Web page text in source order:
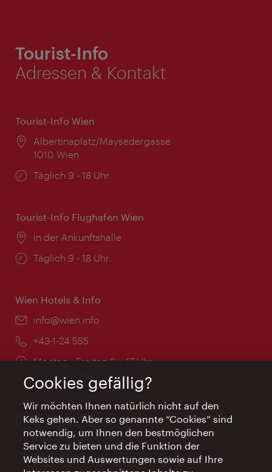
Tourist-Info
Adressen & Kontakt
Tourist-Info Wien
Ort:
Albertinaplatz/Maysedergasse
1010 Wien
Öffnungszeiten:
Täglich 9 - 18 Uhr
Tourist-Info Flughafen Wien
Ort:
in der Ankunftshalle
Öffnungszeiten:
Täglich 9 - 18 Uhr
Wien Hotels & Info
Email:
info@wien.info
Telefon:
+43-1-24 555
Öffnungszeiten:
Montag - Freitag 9 – 17 Uhr
Feiertags geschlossen
AI Concierge Wien
Ort:
concierge.wien.info
Öffnungszeiten:
Informationen rund um die Uhr
Cookies gefällig?
Wir möchten Ihnen natürlich nicht auf den
Keks gehen. Aber so genannte “Cookies” sind
notwendig, um Ihnen den bestmöglichen
Service zu bieten und die Funktion der
Websites und Auswertungen sowie auf Ihre